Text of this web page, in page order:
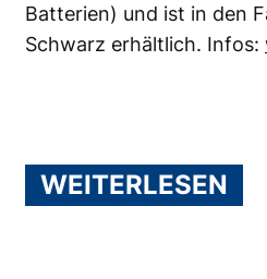
Batterien) und ist in den
Schwarz erhältlich. Infos:
WEITERLESEN